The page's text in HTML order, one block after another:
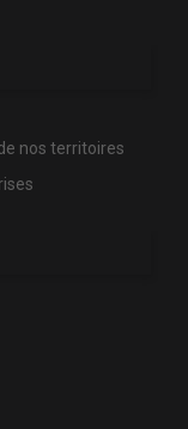
nos territoires